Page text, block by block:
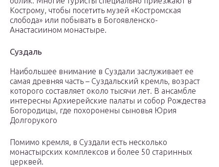
Кострому, чтобы посетить музей «Костромская
слобода» или побывать в Богоявленско-
Анастасиином монастыре.
Суздаль
Наибольшее внимание в Суздали заслуживает ее
самая древняя часть – Суздальский кремль, возраст
которого составляет около тысячи лет. В ансамбле
интересны Архиерейские палаты и собор Рождества
Богородицы, где похоронены сыновья Юрия
Долгорукого
Помимо кремля, в Суздали есть несколько
монастырских комплексов и более 50 старинных
церквей.